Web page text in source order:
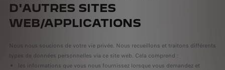
D'AUTRES SITES
WEB/APPLICATIONS
Nous nous soucions de votre vie privée. Nous recueillons et traitons différents
types de données personnelles via ce site web. Cela comprend :
les informations que vous nous fournissez lorsque vous demandez et